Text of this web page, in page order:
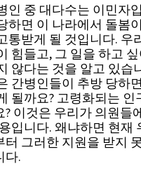
인 중 대다수는 이민자
하면 이 나라에서 돌봄
통받게 될 것입니다. 우
힘들고, 그 일을 하고
않다는 것을 알고 있습
간병인들이 추방 당하
될까요? 고령화되는 인
? 이것은 우리가 의원들
입니다. 왜냐하면 현재
터 그러한 지원을 받지
다.